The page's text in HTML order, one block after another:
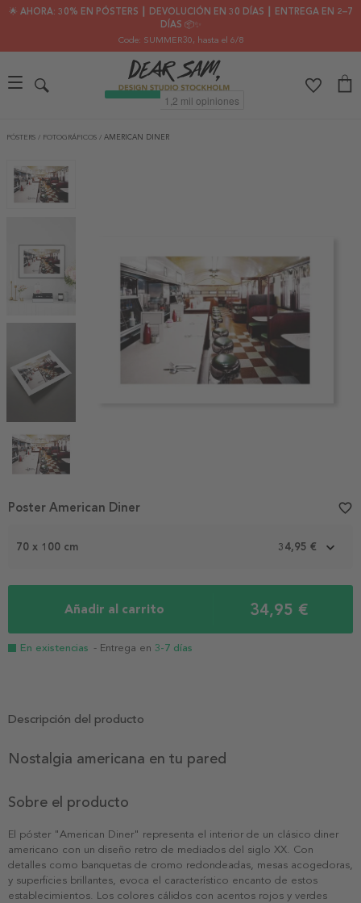
🌟 AHORA: 30% EN PÓSTERS ┃ DEVOLUCIÓN EN 30 DÍAS ┃ ENTREGA EN 2–7
DÍAS 📦✨
Code: SUMMER30, hasta el 6/8
PÓSTERS / FOTOGRÁFICOS / AMERICAN DINER
Item
4
70 x 100 cm 34,95 €
Añadir al carrito 34,95 €
En existencias - Entrega en 3-7 días
Poster American Diner favorite_border
Descripción del producto
Nostalgia americana en tu pared
Sobre el producto
El póster "American Diner" representa el interior de un clásico diner
americano con un diseño retro de mediados del siglo XX. Con
detalles como banquetas de cromo redondeadas, mesas acogedoras,
y superficies brillantes, evoca el característico encanto de estos
establecimientos. Los colores cálidos con acentos rojos y verdes